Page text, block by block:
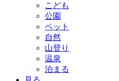
こども
公園
ペット
自然
山登り
温泉
泊まる